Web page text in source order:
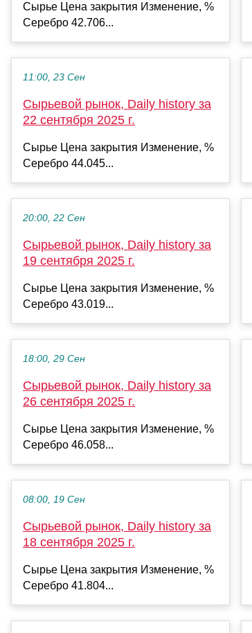
Сырье Цена закрытия Изменение, %
Серебро 42.706...
11:00, 23 Сен
Сырьевой рынок, Daily history за
22 сентября 2025 г.
Сырье Цена закрытия Изменение, %
Серебро 44.045...
20:00, 22 Сен
Сырьевой рынок, Daily history за
19 сентября 2025 г.
Сырье Цена закрытия Изменение, %
Серебро 43.019...
18:00, 29 Сен
Сырьевой рынок, Daily history за
26 сентября 2025 г.
Сырье Цена закрытия Изменение, %
Серебро 46.058...
08:00, 19 Сен
Сырьевой рынок, Daily history за
18 сентября 2025 г.
Сырье Цена закрытия Изменение, %
Серебро 41.804...